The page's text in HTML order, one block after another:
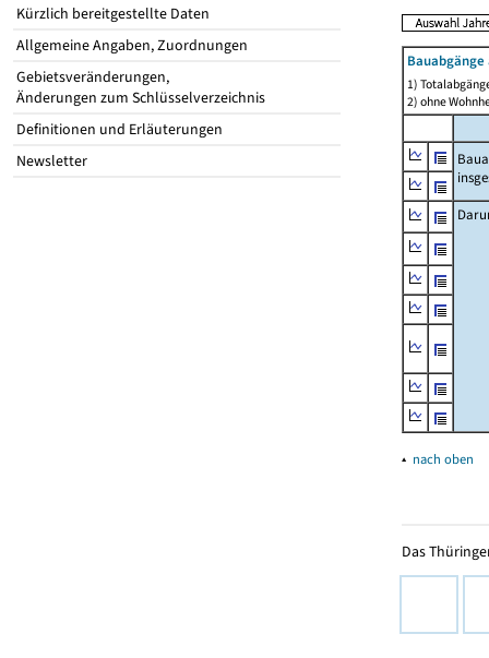
Kürzlich bereitgestellte Daten
Allgemeine Angaben, Zuordnungen
Gebietsveränderungen,
Änderungen zum Schlüsselverzeichnis
Definitionen und Erläuterungen
Newsletter
1)
2) ohne
▴ nach oben
Das